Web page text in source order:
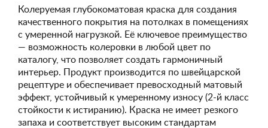
Колеруемая глубокоматовая краска для создания
качественного покрытия на потолках в помещениях
с умеренной нагрузкой. Её ключевое преимущество
— возможность колеровки в любой цвет по
каталогу, что позволяет создать гармоничный
интерьер. Продукт производится по швейцарской
рецептуре и обеспечивает превосходный матовый
эффект, устойчивый к умеренному износу (2-й класс
стойкости к истиранию). Краска не имеет резкого
запаха и соответствует высоким стандартам